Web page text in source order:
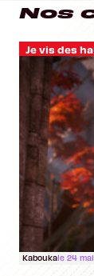
Nos
Je vis des
Kaboukale 24